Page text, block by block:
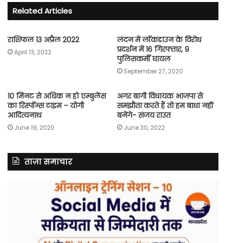
Related Articles
राशिफल 13 अप्रैल 2022
April 13, 2022
लंदन में लॉकडाउन के विरोध
प्रदर्शन में 16 गिरफ्तार, 9
पुलिसकर्मी घायल
September 27, 2020
10 मिनट से अधिक न हो एम्बुलेंस
का रिस्पॉन्स टाइम – योगी
आदित्यनाथ
June 19, 2020
अगर बागी विधायक भाजपा से
समझौता करते हैं तो हम बाधा नहीं
बनेंगे- संजय राउत
June 30, 2022
ताज़ा समाचार